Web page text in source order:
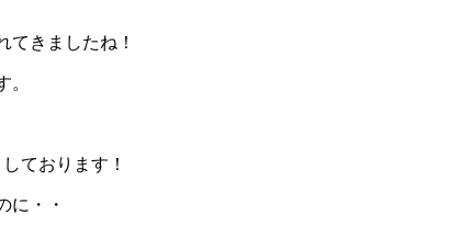
てきましたね！
。
ております！
に・・